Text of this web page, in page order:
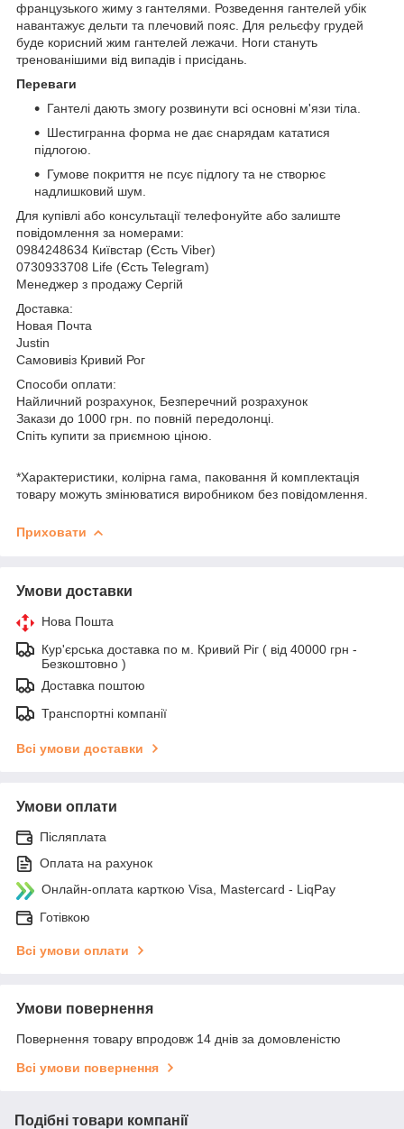
французького жиму з гантелями. Розведення гантелей убік
навантажує дельти та плечовий пояс. Для рельєфу грудей
буде корисний жим гантелей лежачи. Ноги стануть
тренованішими від випадів і присідань.
Переваги
Гантелі дають змогу розвинути всі основні м'язи тіла.
Шестигранна форма не дає снарядам кататися
підлогою.
Гумове покриття не псує підлогу та не створює
надлишковий шум.
Для купівлі або консультації телефонуйте або залиште
повідомлення за номерами:
0984248634 Київстар (Єсть Viber)
0730933708 Life (Єсть Telegram)
Менеджер з продажу Сергій
Доставка:
Новая Почта
Justin
Самовивіз Кривий Рог
Способи оплати:
Найличний розрахунок, Безперечний розрахунок
Закази до 1000 грн. по повній передолонці.
Спіть купити за приємною ціною.
*Характеристики, колірна гама, паковання й комплектація
товару можуть змінюватися виробником без повідомлення.
Приховати
Умови доставки
Нова Пошта
Кур'єрська доставка по м. Кривий Ріг ( від 40000 грн -
Безкоштовно )
Доставка поштою
Транспортні компанії
Всі умови доставки
Умови оплати
Післяплата
Оплата на рахунок
Онлайн-оплата карткою Visa, Mastercard - LiqPay
Готівкою
Всі умови оплати
Умови повернення
Повернення товару впродовж 14 днів за домовленістю
Всі умови повернення
Подібні товари компанії